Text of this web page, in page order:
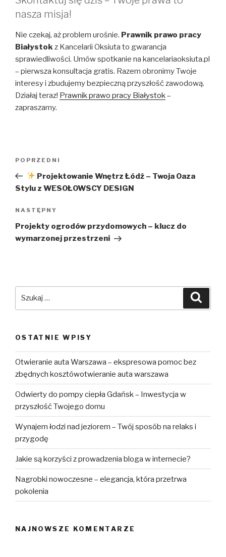
nasza misja!
Nie czekaj, aż problem urośnie. Prawnik prawo pracy
Białystokz Kancelarii Oksiuta to gwarancja
sprawiedliwości. Umów spotkanie na kancelariaoksiuta.pl
– pierwsza konsultacja gratis. Razem obronimy Twoje
interesy i zbudujemy bezpieczną przyszłość zawodową.
Działaj teraz! Prawnik prawo pracy Białystok–
zapraszamy.
Poprzedni
wpis
POPRZEDNI
Projektowanie Wnętrz Łódź – Twoja Oaza
Stylu z WESOŁOWSCY DESIGN
Następny
wpis
NASTĘPNY
Projekty ogrodów przydomowych – klucz do
wymarzonej przestrzeni
OSTATNIE WPISY
Otwieranie auta Warszawa – ekspresowa pomoc bez
zbędnych kosztówotwieranie auta warszawa
Odwierty do pompy ciepła Gdańsk – Inwestycja w
przyszłość Twojego domu
Wynajem łodzi nad jeziorem – Twój sposób na relaks i
przygodę
Jakie są korzyści z prowadzenia bloga w internecie?
Nagrobki nowoczesne – elegancja, która przetrwa
pokolenia
NAJNOWSZE KOMENTARZE